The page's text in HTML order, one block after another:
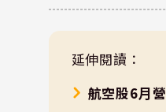
延伸閱讀：
航空股6月